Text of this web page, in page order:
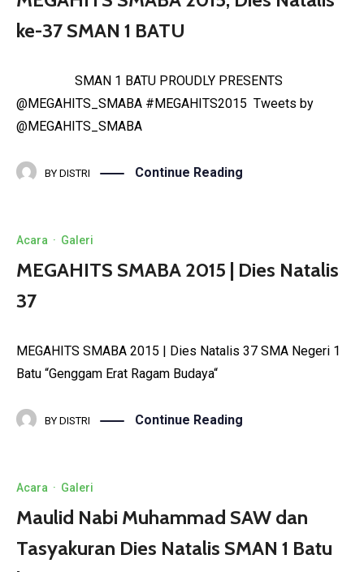
ke-37 SMAN 1 BATU
SMAN 1 BATU PROUDLY PRESENTS
@MEGAHITS_SMABA #MEGAHITS2015 Tweets by
@MEGAHITS_SMABA
BY DISTRI Continue Reading
Acara · Galeri
MEGAHITS SMABA 2015 | Dies Natalis
37
MEGAHITS SMABA 2015 | Dies Natalis 37 SMA Negeri 1
Batu “Genggam Erat Ragam Budaya“
BY DISTRI Continue Reading
Acara · Galeri
Maulid Nabi Muhammad SAW dan
Tasyakuran Dies Natalis SMAN 1 Batu